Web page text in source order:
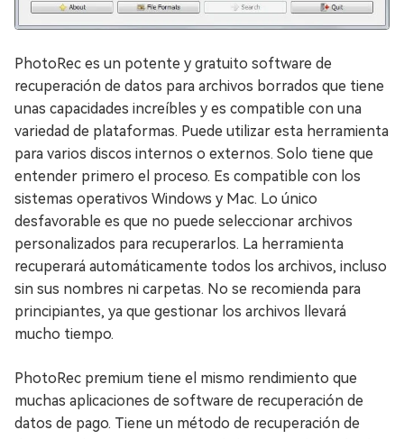
PhotoRec es un potente y gratuito software de
recuperación de datos para archivos borrados que tiene
unas capacidades increíbles y es compatible con una
variedad de plataformas. Puede utilizar esta herramienta
para varios discos internos o externos. Solo tiene que
entender primero el proceso. Es compatible con los
sistemas operativos Windows y Mac. Lo único
desfavorable es que no puede seleccionar archivos
personalizados para recuperarlos. La herramienta
recuperará automáticamente todos los archivos, incluso
sin sus nombres ni carpetas. No se recomienda para
principiantes, ya que gestionar los archivos llevará
mucho tiempo.
PhotoRec premium tiene el mismo rendimiento que
muchas aplicaciones de software de recuperación de
datos de pago. Tiene un método de recuperación de